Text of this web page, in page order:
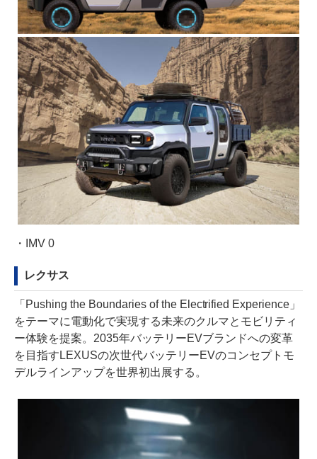
・ IMV 0
レクサス
「Pushing the Boundaries of the Electrified Experience」
をテーマに電動化で実現する未来のクルマとモビリティ
ー体験を提案。2035年バッテリーEVブランドへの変革
を目指すLEXUSの次世代バッテリーEVのコンセプトモ
デルラインアップを世界初出展する。